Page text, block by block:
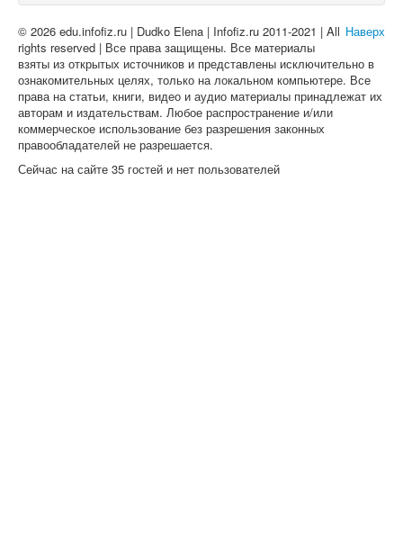
Наверх
© 2026 edu.infofiz.ru | Dudko Elena | Infofiz.ru 2011-2021 | All
rights reserved | Все права защищены. Все материалы
взяты из открытых источников и представлены исключительно в
ознакомительных целях, только на локальном компьютере. Все
права на статьи, книги, видео и аудио материалы принадлежат их
авторам и издательствам. Любое распространение и/или
коммерческое использование без разрешения законных
правообладателей не разрешается.
Сейчас на сайте 35 гостей и нет пользователей